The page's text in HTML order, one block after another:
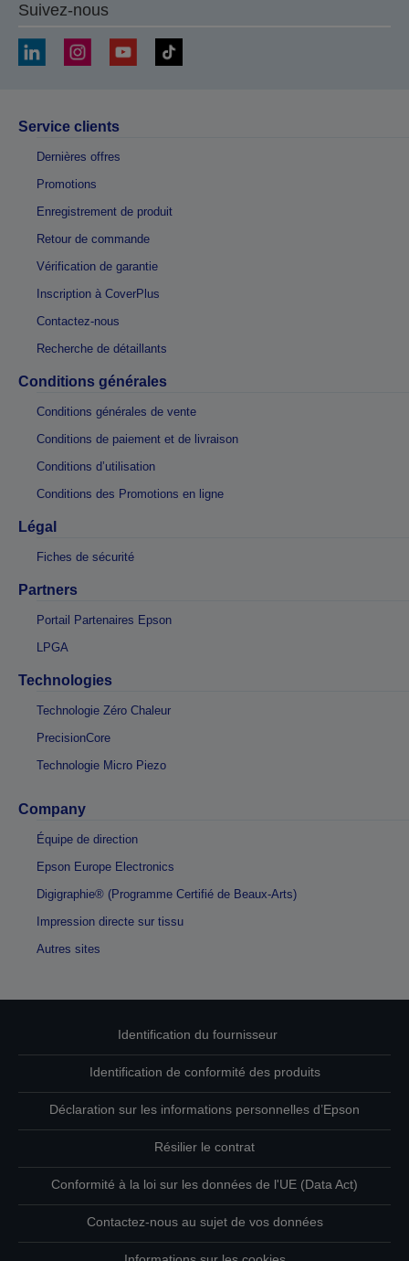
Suivez-nous
Service clients
Dernières offres
Promotions
Enregistrement de produit
Retour de commande
Vérification de garantie
Inscription à CoverPlus
Contactez-nous
Recherche de détaillants
Conditions générales
Conditions générales de vente
Conditions de paiement et de livraison
Conditions d’utilisation
Conditions des Promotions en ligne
Légal
Fiches de sécurité
Partners
Portail Partenaires Epson
LPGA
Technologies
Technologie Zéro Chaleur
PrecisionCore
Technologie Micro Piezo
Company
Équipe de direction
Epson Europe Electronics
Digigraphie® (Programme Certifié de Beaux-Arts)
Impression directe sur tissu
Autres sites
Identification du fournisseur
Identification de conformité des produits
Déclaration sur les informations personnelles d’Epson
Résilier le contrat
Conformité à la loi sur les données de l'UE (Data Act)
Contactez-nous au sujet de vos données